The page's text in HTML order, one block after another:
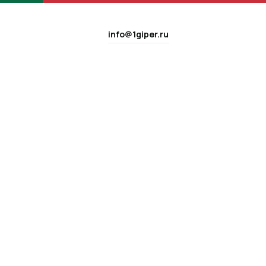
info@1giper.ru